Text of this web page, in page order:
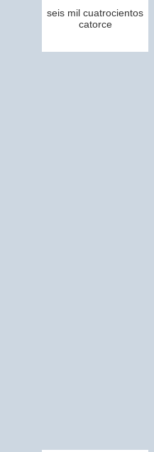
seis mil cuatrocientos
catorce